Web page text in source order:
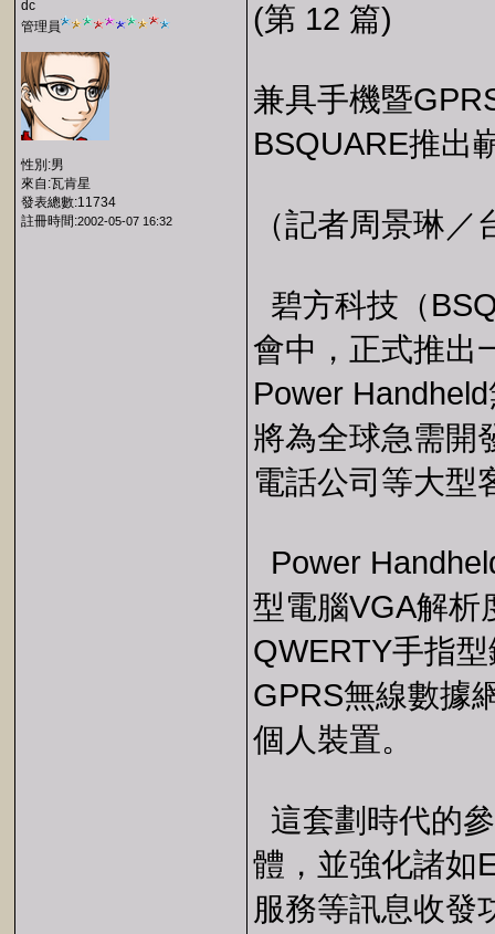
dc
管理員
性別:男
來自:瓦肯星
發表總數:11734
註冊時間:2002-05-07 16:32
(第 12 篇)
兼具手機暨
BSQUARE推出
（記者周景琳
碧方科技（
會中，正式推出
Power
將為全球急需開
電話公司等大型
Power
型電腦VGA解析
QWERTY手指
GPRS無線數據
個人裝置。
這套劃時代的
體，並強化諸如
服務等訊息收發